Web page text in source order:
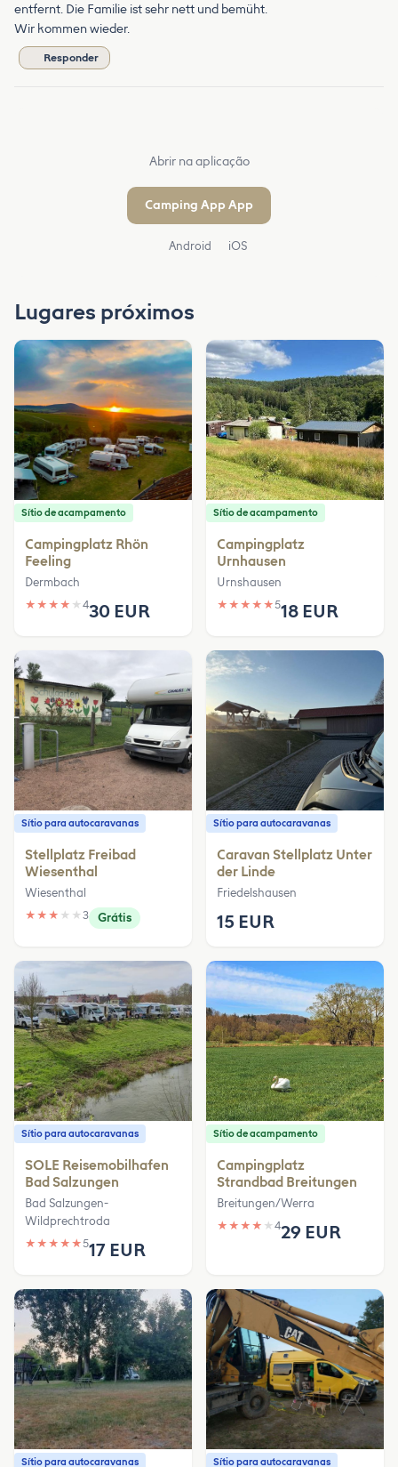
entfernt. Die Familie ist sehr nett und bemüht.
Wir kommen wieder.
Responder
Abrir na aplicação
Camping App App
Android iOS
Lugares próximos
Sítio de acampamento
Campingplatz Rhön
Feeling
Dermbach
★ ★ ★ ★ ★ 430 EUR
Sítio de acampamento
Campingplatz
Urnhausen
Urnshausen
★ ★ ★ ★ ★518 EUR
Sítio para autocaravanas
Stellplatz Freibad
Wiesenthal
Wiesenthal
★ ★ ★ ★ ★ 3 Grátis
Sítio para autocaravanas
Caravan Stellplatz Unter
der Linde
Friedelshausen
15 EUR
Sítio para autocaravanas
SOLE Reisemobilhafen
Bad Salzungen
Bad Salzungen-
Wildprechtroda
★ ★ ★ ★ ★517 EUR
Sítio de acampamento
Campingplatz
Strandbad Breitungen
Breitungen/Werra
★ ★ ★ ★ ★ 429 EUR
Sítio para autocaravanas Sítio para autocaravanas